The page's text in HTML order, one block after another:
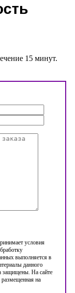
15 минут.
условия
выполняется в
данного
защищены. На сайте
на